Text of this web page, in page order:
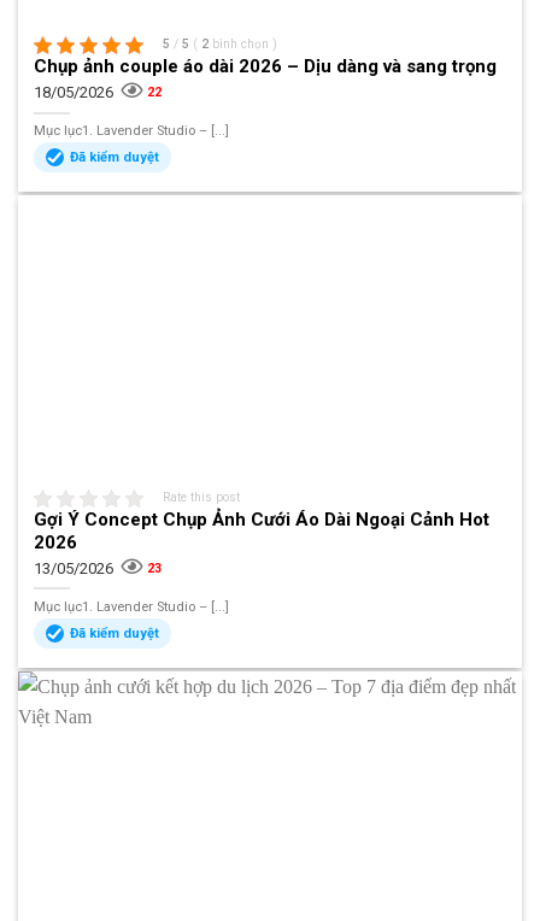
5 / 5 ( 2 bình chọn )
Chụp ảnh couple áo dài 2026 – Dịu dàng và sang trọng
18/05/2026 22
Mục lục1. Lavender Studio – [...]
Đã kiểm duyệt
Rate this post
Gợi Ý Concept Chụp Ảnh Cưới Áo Dài Ngoại Cảnh Hot
2026
13/05/2026 23
Mục lục1. Lavender Studio – [...]
Đã kiểm duyệt